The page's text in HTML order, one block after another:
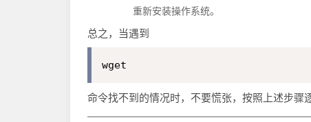
重新安装操作系统。
总之，当遇到
wget
命令找不到的情况时，不要慌张，按照上述步骤